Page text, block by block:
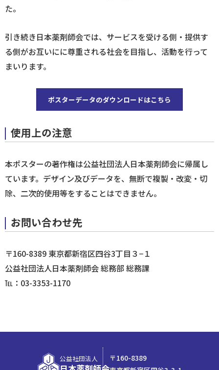
た。
引き続き日本薬剤師会では、サービスを受ける側・提供す
る側がお互いにに尊重される社会を目指し、活動を行って
まいります。
ポスターデータのダウンロードはこちら
使用上の注意
本ポスターの著作権は公益社団法人日本薬剤師会に帰属し
ています。デザイン及びデータを、無断で複製・改変・切
除、二次的使用等をすることはできません。
お問い合わせ先
〒160-8389 東京都新宿区四谷3丁目３−１
公益社団法人日本薬剤師会 総務部 総務課
℡：03-3353-1170
公益社団法人
〒160-8389